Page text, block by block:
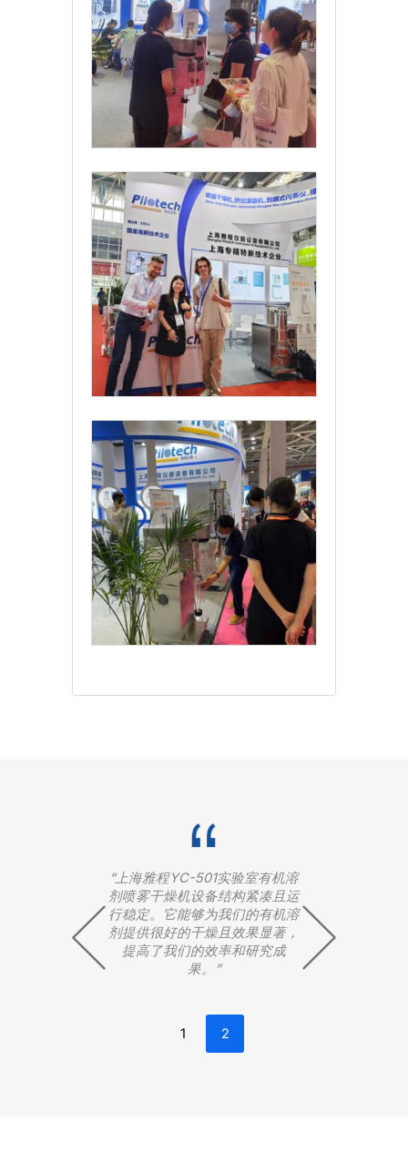
“上海雅程YC-501实验室有机溶
剂喷雾干燥机设备结构紧凑且运
行稳定。它能够为我们的有机溶
剂提供很好的干燥且效果显著，
提高了我们的效率和研究成
果。”
1 2